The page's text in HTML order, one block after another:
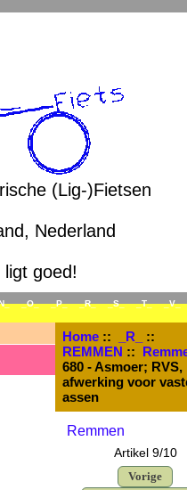
(Lig-)Fietsen
Nederland
goed!
_O_ _P_ _R_ _S_ _T_
_V_
Home:: _R_
::
REMMEN ::
680 - Asmoer; RVS,
afwerking voor
assen
Remmen
Artikel 9/10
Vorige